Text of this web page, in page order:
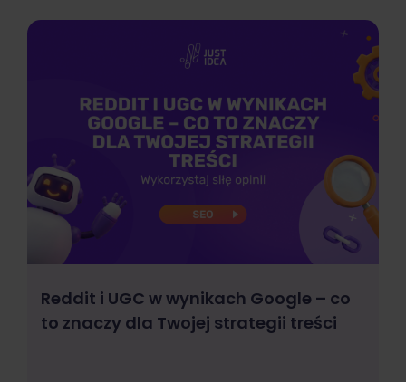
Reddit i UGC w wynikach Google – co
to znaczy dla Twojej strategii treści